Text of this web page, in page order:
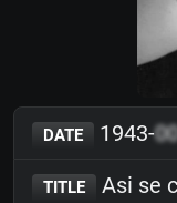
DATE 1943-
TITLE Asi se